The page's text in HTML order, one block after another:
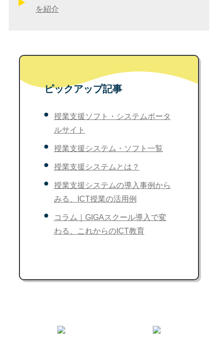
を紹介
ピックアップ記事
授業支援ソフト・システムポータ
ルサイト
授業支援システム・ソフト一覧
授業支援システムとは？
授業支援システムの導入事例から
みる、ICT授業の活用例
コラム｜GIGAスクール導入で変
わる、これからのICT教育